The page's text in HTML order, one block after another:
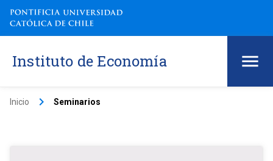
Instituto de Economía
Inicio keyboard_arrow_right Seminarios